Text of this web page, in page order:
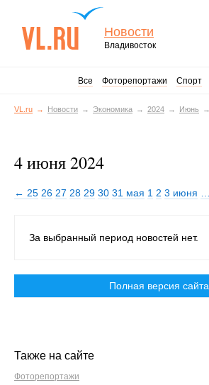
Новости
Владивосток
Все Фоторепортажи Спорт
VL.ru Новости Экономика 2024 Июнь
4 июня 2024
← 25 26 27 28 29 30 31 мая 1 2 3 июня
За выбранный период новостей нет.
Полная версия сайта
Также на сайте
Фоторепортажи